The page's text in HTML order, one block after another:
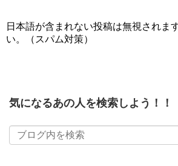
日本語が含まれない投稿は無視されま
い。（スパム対策）
気になるあの人を検索しよう！！